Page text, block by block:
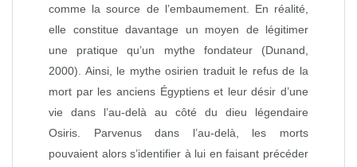
comme la source de l’embaumement. En réalité,
elle constitue davantage un moyen de légitimer
une pratique qu’un mythe fondateur (Dunand,
2000). Ainsi, le mythe osirien traduit le refus de la
mort par les anciens Égyptiens et leur désir d’une
vie dans l’au-delà au côté du dieu légendaire
Osiris. Parvenus dans l’au-delà, les morts
pouvaient alors s’identifier à lui en faisant précéder